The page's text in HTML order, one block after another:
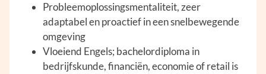
Probleemoplossingsmentaliteit, zeer
adaptabel en proactief in een snelbewegende
omgeving
Vloeiend Engels; bachelordiploma in
bedrijfskunde, financiën, economie of retail is